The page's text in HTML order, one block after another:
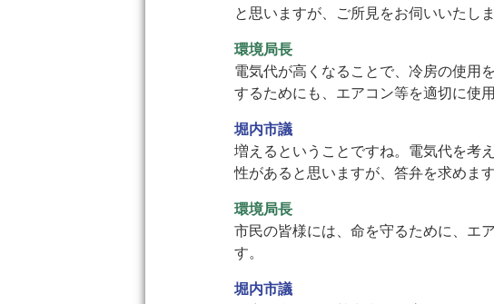
と思いますが、ご所見をお伺いいたしま
環境局長
電気代が高くなることで、冷房の使用
するためにも、エアコン等を適切に使
堀内市議
増えるということですね。電気代を考
性があると思いますが、答弁を求めます
環境局長
市民の皆様には、命を守るために、エ
す。
堀内市議